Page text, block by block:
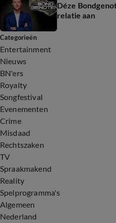
Déze
relatie aan
Categorieën
Entertainment
Nieuws
BN'ers
Royalty
Songfestival
Evenementen
Crime
Misdaad
Rechtszaken
TV
Spraakmakend
Reality
Spelprogramma's
Algemeen
Nederland